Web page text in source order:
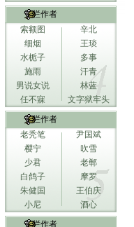
专栏作者
索额图
辛北
细烟
王琰
水栀子
多事
施雨
汗青
男说女说
林蓝
任不寐
文字狱牢头
专栏作者
老秃笔
尹国斌
樱宁
吹雪
少君
老郸
白鸽子
摩罗
朱健国
王伯庆
小尼
酒心
专栏作者